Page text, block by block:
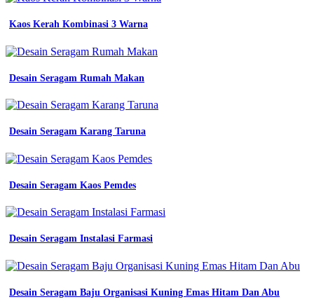
Kaos Kerah Kombinasi 3 Warna
Desain Seragam Rumah Makan
Desain Seragam Karang Taruna
Desain Seragam Kaos Pemdes
Desain Seragam Instalasi Farmasi
Desain Seragam Baju Organisasi Kuning Emas Hitam Dan Abu